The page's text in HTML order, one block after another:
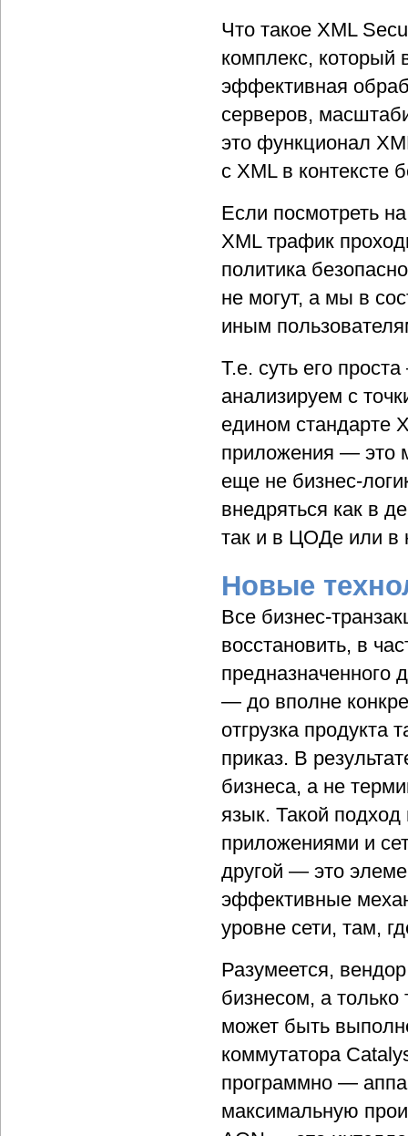
Что такое XML
комплекс, который
эффективная
серверов,
это функционал
с XML в контексте
Если посмотреть
XML трафик
политика
не могут, а мы в
иным
Т.е. суть его
анализируем с
едином стандарте
приложения — это
еще не бизнес-
внедряться как в
так и в ЦОДе или в
Новые
Все бизнес-
восстановить, в
предназначенного
— до вполне
отгрузка продукта
приказ. В
бизнеса, а не
язык. Такой подход
приложениями и
другой — это
эффективные
уровне сети, там,
Разумеется,
бизнесом, а только
может быть
коммутатора
программно —
максимальную